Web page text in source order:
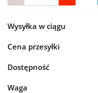
Wysyłka w ciągu
Cena przesyłki
Dostępność
Waga